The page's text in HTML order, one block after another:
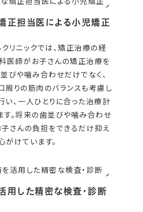
正担当医による小児矯正
リニックでは、矯正治療の経
医師がお子さんの矯正治療を
びや噛み合わせだけでなく、
周りの筋肉のバランスも考慮し
い、一人ひとりに合った治療計
す。将来の歯並びや噛み合わせ
子さんの負担をできるだけ抑え
けています。
用した精密な検査・診断